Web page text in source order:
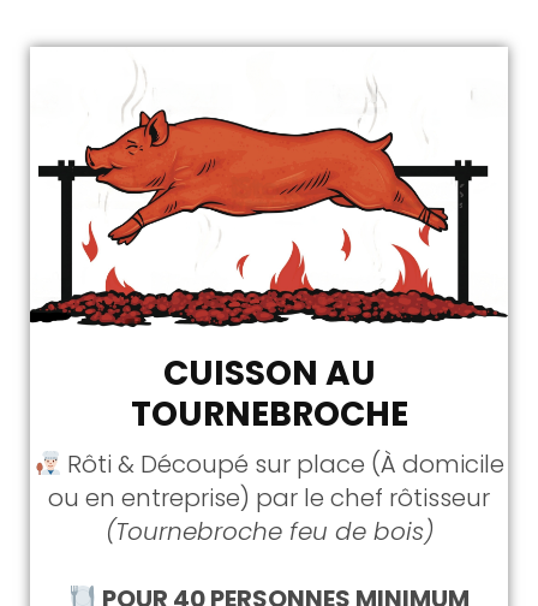
CUISSON AU
TOURNEBROCHE
Rôti & Découpé sur place (À domicile
ou en entreprise) par le chef rôtisseur
(Tournebroche feu de bois)
POUR 40 PERSONNES MINIMUM